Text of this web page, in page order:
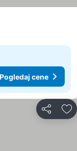
Pogledaj cene
Deli